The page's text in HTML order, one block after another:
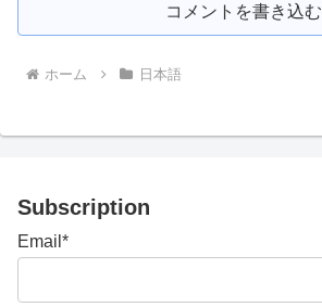
コメントを書き込む
ホーム 日本語
Subscription
Email*